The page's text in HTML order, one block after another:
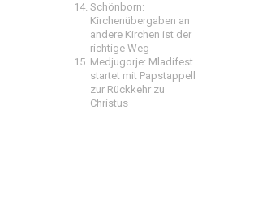
Schönborn:
Kirchenübergaben an
andere Kirchen ist der
richtige Weg
Medjugorje: Mladifest
startet mit Papstappell
zur Rückkehr zu
Christus